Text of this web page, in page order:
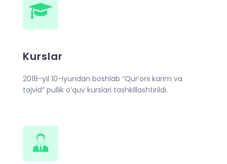
Kurslar
2018-yil 10-iyundan boshlab “Qur’oni karim va
tajvid” pullik o‘quv kurslari tashkillashtirildi.